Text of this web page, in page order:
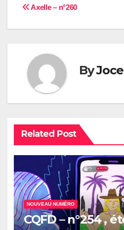
Navigation
de
l’article
Axelle – n°260
By
Related Post
NOUVEAU NUMÉRO
CQFD – n°254 ,